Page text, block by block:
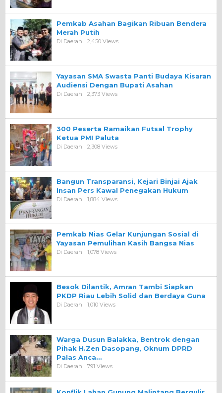
Pemkab Asahan Bagikan Ribuan Bendera
Merah Putih
Di Daerah 2,450 Views
Yayasan SMA Swasta Panti Budaya Kisaran
Audiensi Dengan Bupati Asahan
Di Daerah 2,373 Views
300 Peserta Ramaikan Futsal Trophy
Ketua PMI Paluta
Di Daerah 2,308 Views
Bangun Transparansi, Kejari Binjai Ajak
Insan Pers Kawal Penegakan Hukum
Di Daerah 1,884 Views
Pemkab Nias Gelar Kunjungan Sosial di
Yayasan Pemulihan Kasih Bangsa Nias
Di Daerah 1,078 Views
Besok Dilantik, Amran Tambi Siapkan
PKDP Riau Lebih Solid dan Berdaya Guna
Di Daerah 1,010 Views
Warga Dusun Balakka, Bentrok dengan
Pihak H.Zen Dasopang, Oknum DPRD
Palas Anca…
Di Daerah 791 Views